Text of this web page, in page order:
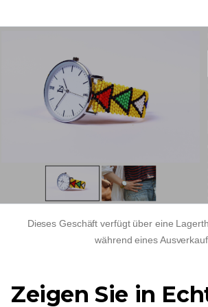
Dieses Geschäft verfügt über eine
während eines
Zeigen Sie in